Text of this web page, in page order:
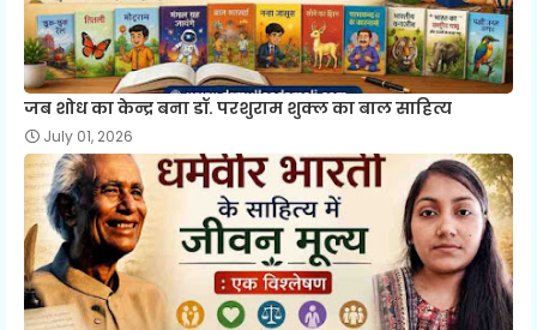
जब शोध का केन्द्र बना डॉ. परशुराम शुक्ल का बाल साहित्य
July 01, 2026